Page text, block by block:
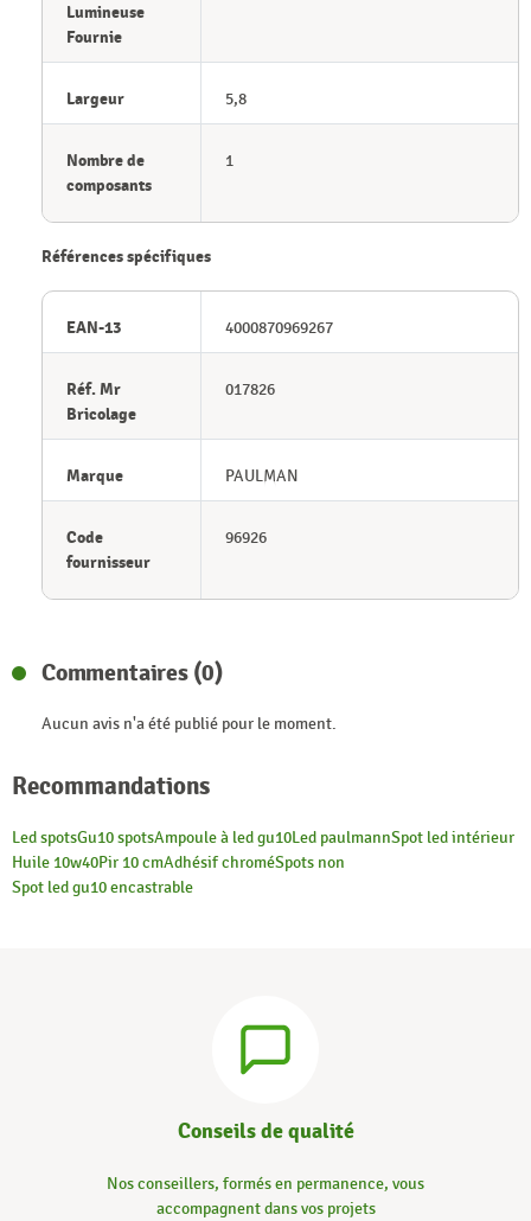
Lumineuse
Fournie
Largeur 5,8
Nombre de
composants
1
Références spécifiques
EAN-13 4000870969267
Réf. Mr
Bricolage
017826
Marque PAULMAN
Code
fournisseur
96926
Commentaires (0)
Aucun avis n'a été publié pour le moment.
Recommandations
Led spotsGu10 spotsAmpoule à led gu10Led paulmannSpot led intérieur
Huile 10w40Pir 10 cmAdhésif chroméSpots non
Spot led gu10 encastrable
Conseils de qualité
Nos conseillers, formés en permanence, vous
accompagnent dans vos projets